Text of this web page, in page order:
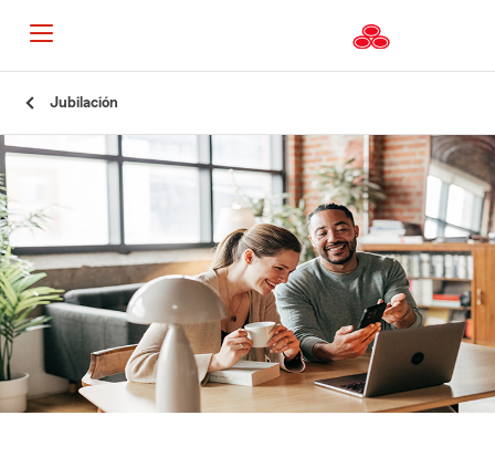
Jubilación